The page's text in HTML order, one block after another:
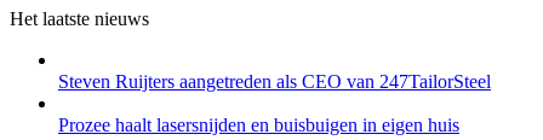
Het laatste nieuws
Steven Ruijters aangetreden als CEO van 247TailorSteel
Prozee haalt lasersnijden en buisbuigen in eigen huis